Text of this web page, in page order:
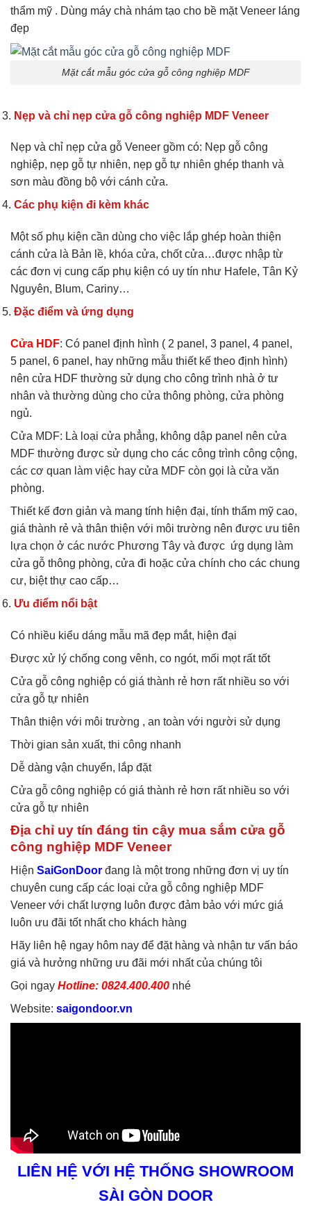
thẩm mỹ . Dùng máy chà nhám tạo cho bề mặt Veneer láng
đẹp
Mặt cắt mẫu góc cửa gỗ công nghiệp MDF
Nẹp và chỉ nẹp cửa gỗ công nghiệp MDF Veneer
Nẹp và chỉ nẹp cửa gỗ Veneer gồm có: Nẹp gỗ công
nghiệp, nẹp gỗ tự nhiên, nẹp gỗ tự nhiên ghép thanh và
sơn màu đồng bộ với cánh cửa.
Các phụ kiện đi kèm khác
Một số phụ kiện cần dùng cho việc lắp ghép hoàn thiện
cánh cửa là Bản lề, khóa cửa, chốt cửa…được nhập từ
các đơn vị cung cấp phụ kiện có uy tín như Hafele, Tân Kỷ
Nguyên, Blum, Cariny…
Đặc điểm và ứng dụng
Cửa HDF: Có panel định hình ( 2 panel, 3 panel, 4 panel,
5 panel, 6 panel, hay những mẫu thiết kế theo định hình)
nên cửa HDF thường sử dụng cho công trình nhà ở tư
nhân và thường dùng cho cửa thông phòng, cửa phòng
ngủ.
Cửa MDF: Là loại cửa phẳng, không dập panel nên cửa
MDF thường được sử dụng cho các công trình công cộng,
các cơ quan làm việc hay cửa MDF còn gọi là cửa văn
phòng.
Thiết kế đơn giản và mang tính hiện đại, tính thẩm mỹ cao,
giá thành rẻ và thân thiện với môi trường nên được ưu tiên
lựa chọn ở các nước Phương Tây và được ứg dụng làm
cửa gỗ thông phòng, cửa đi hoặc cửa chính cho các chung
cư, biệt thự cao cấp…
Ưu điểm nổi bật
Có nhiều kiểu dáng mẫu mã đẹp mắt, hiện đại
Được xử lý chống cong vênh, co ngót, mối mọt rất tốt
Cửa gỗ công nghiệp có giá thành rẻ hơn rất nhiều so với
cửa gỗ tự nhiên
Thân thiện với môi trường , an toàn với người sử dụng
Thời gian sản xuất, thi công nhanh
Dễ dàng vận chuyển, lắp đặt
Cửa gỗ công nghiệp có giá thành rẻ hơn rất nhiều so với
cửa gỗ tự nhiên
Địa chỉ uy tín đáng tin cậy mua sắm cửa gỗ
công nghiệp MDF Veneer
Hiện SaiGonDoor đang là một trong những đơn vị uy tín
chuyên cung cấp các loại cửa gỗ công nghiệp MDF
Veneer với chất lượng luôn được đảm bảo với mức giá
luôn ưu đãi tốt nhất cho khách hàng
Hãy liên hệ ngay hôm nay để đặt hàng và nhận tư vấn báo
giá và hưởng những ưu đãi mới nhất của chúng tôi
Gọi ngay Hotline: 0824.400.400 nhé
Website: saigondoor.vn
LIÊN HỆ VỚI HỆ THỐNG SHOWROOM
SÀI GÒN DOOR